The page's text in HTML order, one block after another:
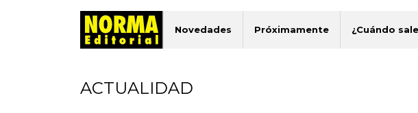
Novedades Próximamente ¿Cuándo
ACTUALIDAD